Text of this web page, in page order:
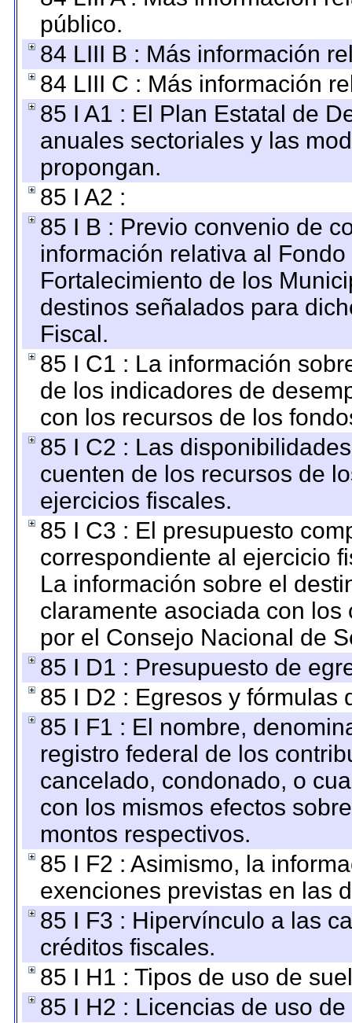
público.
84 LIII B : Más información
84 LIII C : Más información
85 I A1 : El Plan Estatal de
anuales sectoriales y las
propongan.
85 I A2 :
85 I B : Previo convenio de
información relativa al
Fortalecimiento de los
destinos señalados para
Fiscal.
85 I C1 : La información
de los indicadores de
con los recursos de los
85 I C2 : Las
cuenten de los recursos de
ejercicios fiscales.
85 I C3 : El presupuesto
correspondiente al ejercicio
La información sobre el
claramente asociada con
por el Consejo Nacional de
85 I D1 : Presupuesto de
85 I D2 : Egresos y fórmulas
85 I F1 : El nombre,
registro federal de los
cancelado, condonado, o
con los mismos efectos
montos respectivos.
85 I F2 : Asimismo, la
exenciones previstas en las
85 I F3 : Hipervínculo a las
créditos fiscales.
85 I H1 : Tipos de uso de
85 I H2 : Licencias de uso